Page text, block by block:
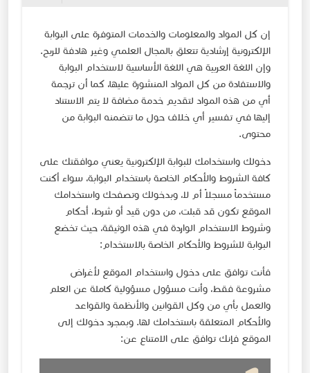
إن كل المواد والمعلومات والخدمات المتوفرة على البوابة
الإلكترونية إرشادية تتعلق بالمجال العلمي وغير هادفة للربح.
وإن اللغة العربية هي اللغة الأساسية لاستخدام البوابة
والاستفادة من كل المواد المنشورة عليها، كما أن ترجمة
أي من هذه المواد لتقديم خدمة مضافة لا يتم الاستناد
إليها في تفسير أي خلاف حول ما تتضمنه البوابة من
محتوى.
دخولك واستخدامك للبوابة الإلكترونية يعني موافقتك على
كافة الشروط والأحكام الخاصة باستخدام البوابة، سواء أكنت
مستخدماً مسجلاً أم لا، وبدخولك وتصفحك واستخدامك
الموقع تكون قد قبلت، من دون قيد أو شرط، أحكام
وشروط الاستخدام الواردة في هذه الوثيقة، حيث تخضع
البوابة للشروط والأحكام الخاصة بالاستخدام:
فأنت توافق على دخول واستخدام الموقع لأغراض
مشروعة فقط، وأنت مسؤول مسؤولية كاملة عن العلم
والعمل بأي من وكل القوانين والأنظمة والقواعد
والأحكام المتعلقة باستخدامك لها. وبمجرد دخولك إلى
الموقع فإنك توافق على الامتناع عن: